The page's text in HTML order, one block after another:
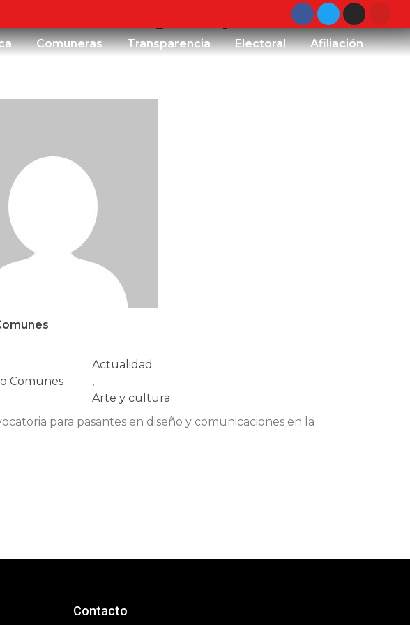
Comuneras Transparencia Electoral Afiliación
Cultura y Deporte
Comunes
Actualidad
,
Arte y cultura
para pasantes en diseño y comunicaciones en la
Contacto